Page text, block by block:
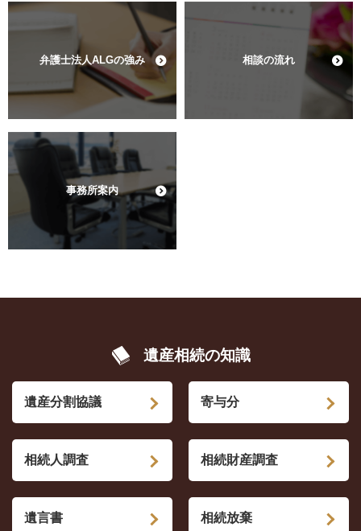
弁護士法人ALGの強み 相談の流れ
事務所案内
遺産相続の知識
遺産分割協議 寄与分
相続人調査 相続財産調査
遺言書 相続放棄